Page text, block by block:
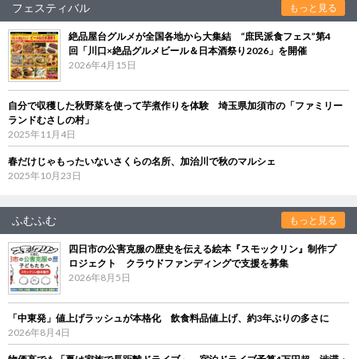
フェスティバル もっと見る
絶品屋台グルメが全国各地から大集結 “庶民派食フェス”第4
回「川口×絶品グルメビール＆日本酒祭り2026」を開催
2026年4月15日
自分で収穫した秋野菜を使って芋煮作りを体験 埼玉県加須市の「ファミリー
ランドむさしの村」
2025年11月4日
春だけじゃもったいないさくらの名所、加治川で秋のマルシェ
2025年10月23日
ふむふむ もっと見る
四日市の公害克服の歴史を伝える絵本『スモックリン』制作プ
ロジェクト クラウドファンディングで支援を募集
2026年8月5日
「中東発」値上げラッシュが本格化 飲食料品値上げ、約3年ぶりの多さに
2026年8月4日